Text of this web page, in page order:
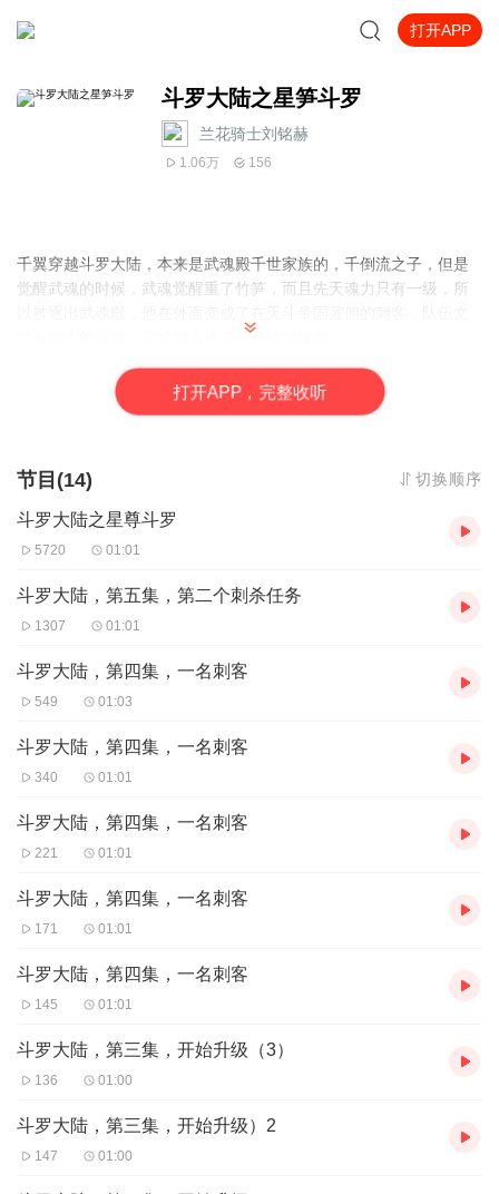
打开APP
斗罗大陆之星笋斗罗
兰花骑士刘铭赫
1.06万 156
千翼穿越斗罗大陆，本来是武魂殿千世家族的，千倒流之子，但是
觉醒武魂的时候，武魂觉醒重了竹笋，而且先天魂力只有一级，所
件有很大的遗愿，最终加入唐僧，基德武魂殿
打开APP，完整收听
节目(14) 切换顺序
斗罗大陆之星尊斗罗
5720 01:01
斗罗大陆，第五集，第二个刺杀任务
1307 01:01
斗罗大陆，第四集，一名刺客
549 01:03
斗罗大陆，第四集，一名刺客
340 01:01
斗罗大陆，第四集，一名刺客
221 01:01
斗罗大陆，第四集，一名刺客
171 01:01
斗罗大陆，第四集，一名刺客
145 01:01
斗罗大陆，第三集，开始升级（3）
136 01:00
斗罗大陆，第三集，开始升级）2
147 01:00